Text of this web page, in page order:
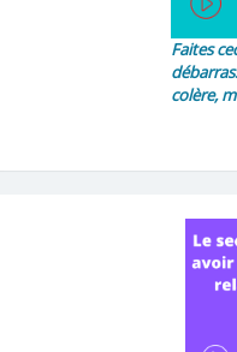
Faites
colère,